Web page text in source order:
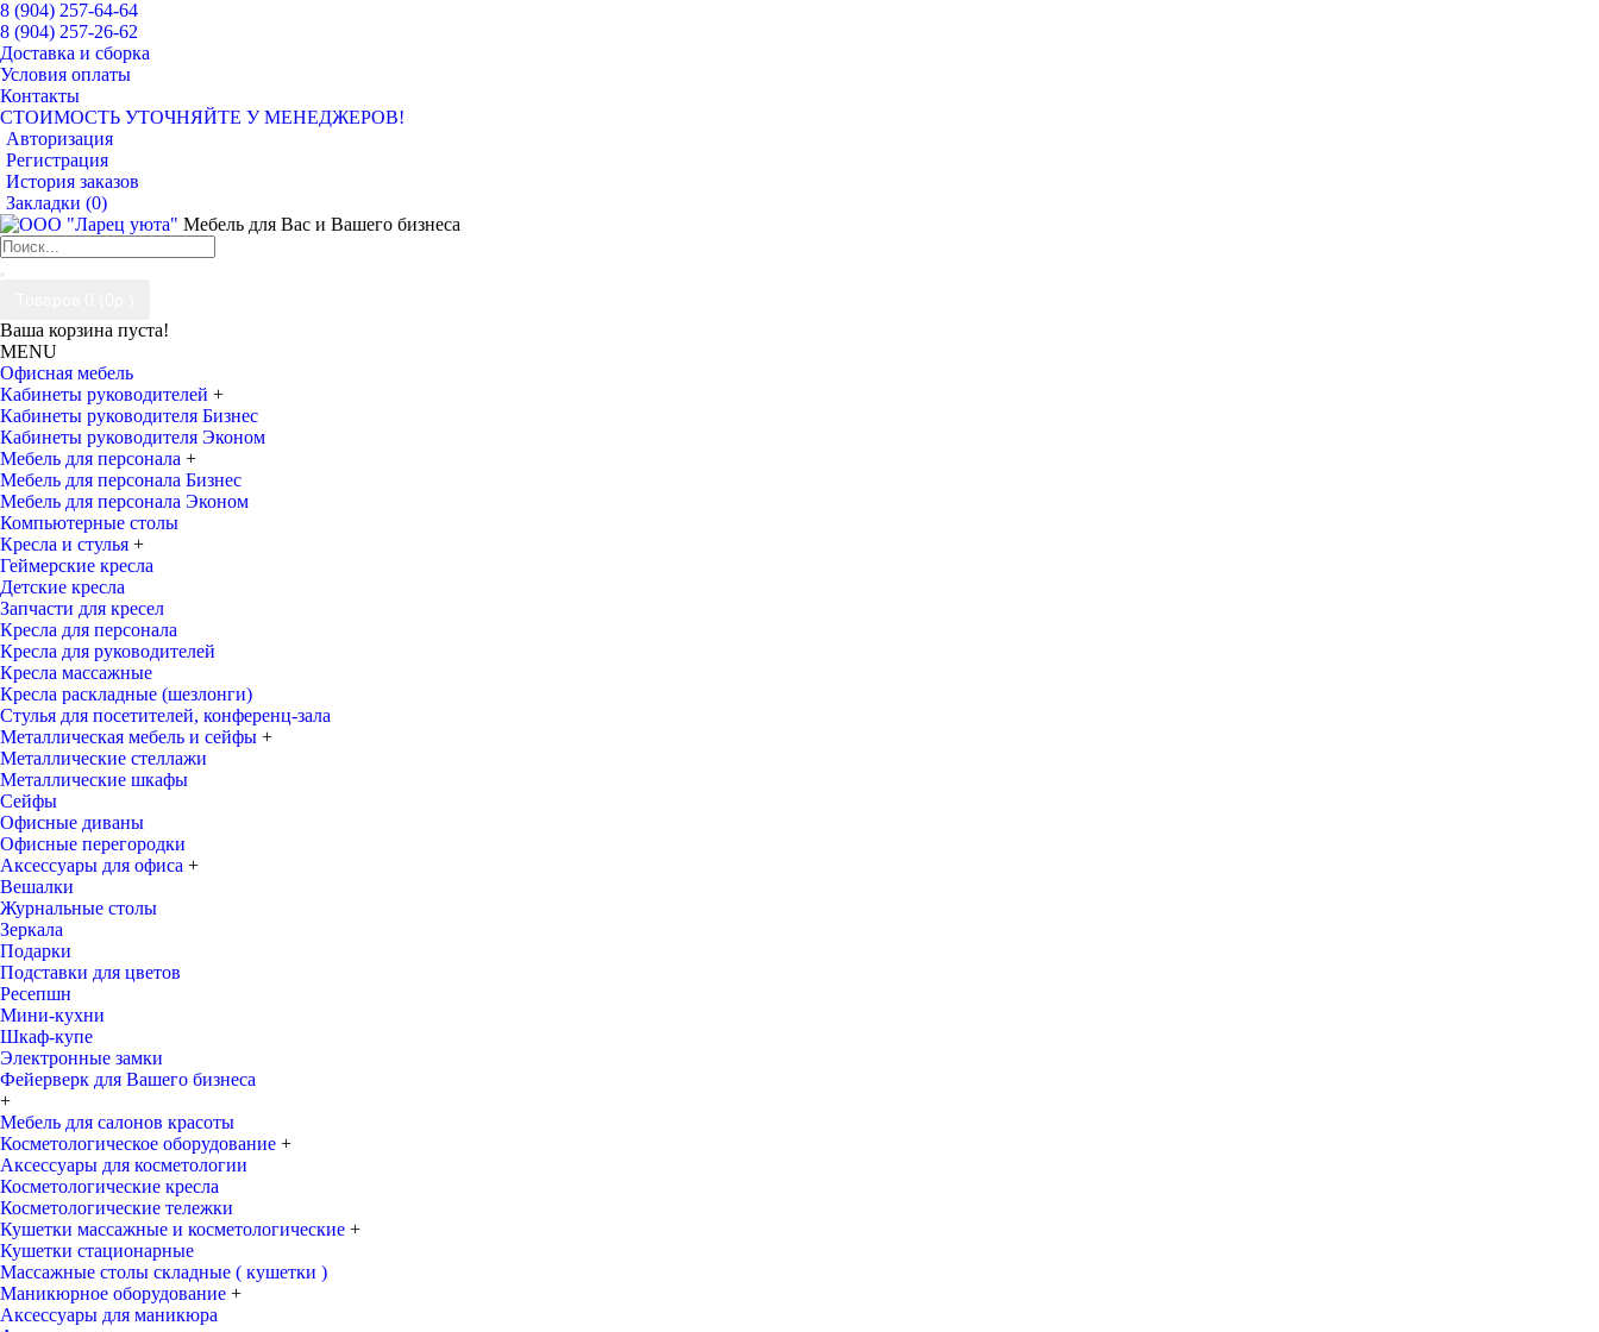
8 (904) 257-64-64
8 (904) 257-26-62
Доставка и сборка
Условия оплаты
Контакты
СТОИМОСТЬ УТОЧНЯЙТЕ У МЕНЕДЖЕРОВ!
Авторизация
Регистрация
История заказов
Закладки (0)
Мебель для Вас и Вашего бизнеса
Ваша корзина пуста!
MENU
Офисная мебель
Кабинеты руководителей +
Кабинеты руководителя Бизнес
Кабинеты руководителя Эконом
Мебель для персонала +
Мебель для персонала Бизнес
Мебель для персонала Эконом
Компьютерные столы
Кресла и стулья +
Геймерские кресла
Детские кресла
Запчасти для кресел
Кресла для персонала
Кресла для руководителей
Кресла массажные
Кресла раскладные (шезлонги)
Стулья для посетителей, конференц-зала
Металлическая мебель и сейфы +
Металлические стеллажи
Металлические шкафы
Сейфы
Офисные диваны
Офисные перегородки
Аксессуары для офиса +
Вешалки
Журнальные столы
Зеркала
Подарки
Подставки для цветов
Ресепшн
Мини-кухни
Шкаф-купе
Электронные замки
Фейерверк для Вашего бизнеса
+
Мебель для салонов красоты
Косметологическое оборудование +
Аксессуары для косметологии
Косметологические кресла
Косметологические тележки
Кушетки массажные и косметологические +
Кушетки стационарные
Массажные столы складные ( кушетки )
Маникюрное оборудование +
Аксессуары для маникюра